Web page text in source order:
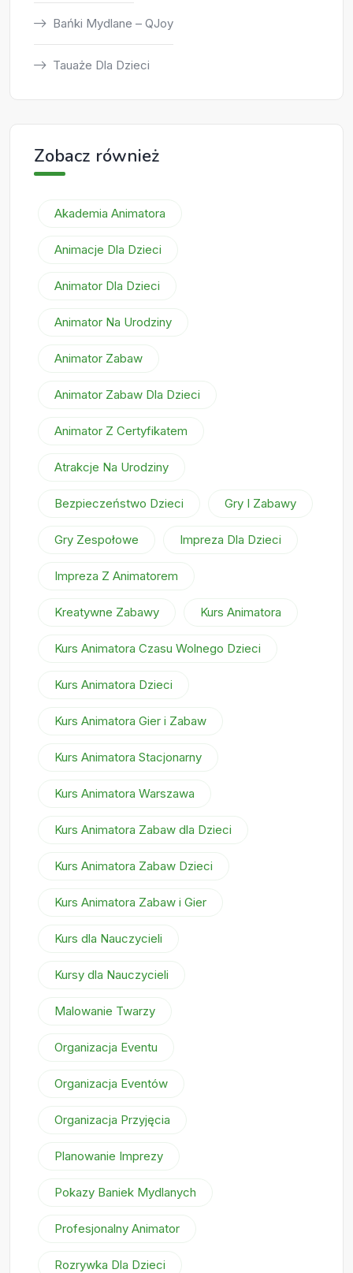
Bańki Mydlane – QJoy
Tauaże Dla Dzieci
Zobacz również
Akademia Animatora
Animacje Dla Dzieci
Animator Dla Dzieci
Animator Na Urodziny
Animator Zabaw
Animator Zabaw Dla Dzieci
Animator Z Certyfikatem
Atrakcje Na Urodziny
Bezpieczeństwo Dzieci Gry I Zabawy
Gry Zespołowe Impreza Dla Dzieci
Impreza Z Animatorem
Kreatywne Zabawy Kurs Animatora
Kurs Animatora Czasu Wolnego Dzieci
Kurs Animatora Dzieci
Kurs Animatora Gier i Zabaw
Kurs Animatora Stacjonarny
Kurs Animatora Warszawa
Kurs Animatora Zabaw dla Dzieci
Kurs Animatora Zabaw Dzieci
Kurs Animatora Zabaw i Gier
Kurs dla Nauczycieli
Kursy dla Nauczycieli
Malowanie Twarzy
Organizacja Eventu
Organizacja Eventów
Organizacja Przyjęcia
Planowanie Imprezy
Pokazy Baniek Mydlanych
Profesjonalny Animator
Rozrywka Dla Dzieci